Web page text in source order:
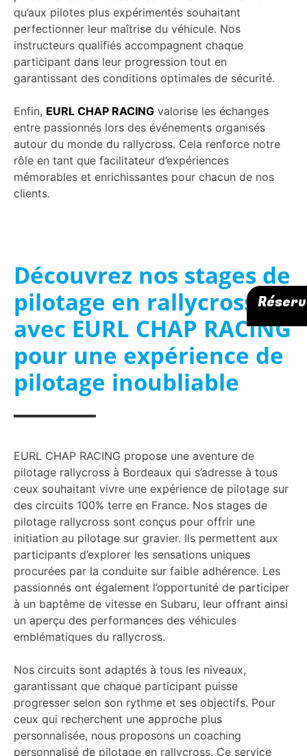
qu’aux pilotes plus expérimentés souhaitant
perfectionner leur maîtrise du véhicule. Nos
instructeurs qualifiés accompagnent chaque
participant dans leur progression tout en
garantissant des conditions optimales de sécurité.
Enfin, EURL CHAP RACING valorise les échanges
entre passionnés lors des événements organisés
autour du monde du rallycross. Cela renforce notre
rôle en tant que facilitateur d’expériences
mémorables et enrichissantes pour chacun de nos
clients.
Découvrez nos stages de
pilotage en rallycross
avec EURL CHAP RACING
pour une expérience de
pilotage inoubliable
EURL CHAP RACING propose une aventure de
pilotage rallycross à Bordeaux qui s’adresse à tous
ceux souhaitant vivre une expérience de pilotage sur
des circuits 100% terre en France. Nos stages de
pilotage rallycross sont conçus pour offrir une
initiation au pilotage sur gravier. Ils permettent aux
participants d’explorer les sensations uniques
procurées par la conduite sur faible adhérence. Les
passionnés ont également l’opportunité de participer
à un baptême de vitesse en Subaru, leur offrant ainsi
un aperçu des performances des véhicules
emblématiques du rallycross.
Nos circuits sont adaptés à tous les niveaux,
garantissant que chaque participant puisse
progresser selon son rythme et ses objectifs. Pour
ceux qui recherchent une approche plus
personnalisée, nous proposons un coaching
personnalisé de pilotage en rallycross. Ce service